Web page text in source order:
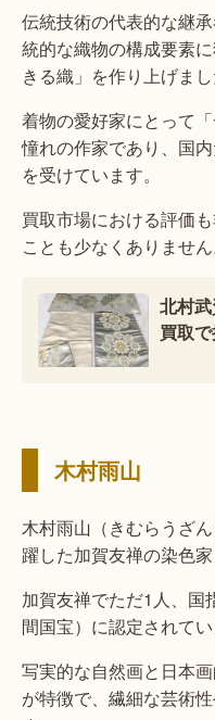
伝統技術の代表的な継
統的な織物の構成要素
きる織」を作り上げまし
着物の愛好家にとって
憧れの作家であり、国
を受けています。
買取市場における評価
ことも少なくありません
北村
買取
木村雨山
木村雨山（きむらうざ
躍した加賀友禅の染色家
加賀友禅でただ1人、国
間国宝）に認定されてい
写実的な自然画と日本
が特徴で、繊細な芸術